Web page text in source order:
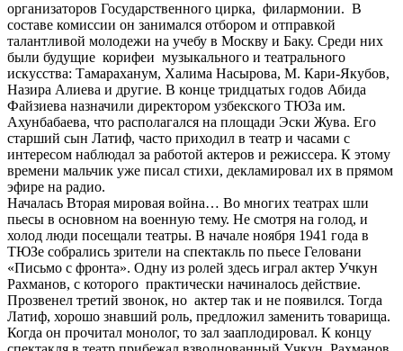
организаторов Государственного цирка, филармонии. В
составе комиссии он занимался отбором и отправкой
талантливой молодежи на учебу в Москву и Баку. Среди них
были будущие корифеи музыкального и театрального
искусства: Тамараханум, Халима Насырова, М. Кари-Якубов,
Назира Алиева и другие. В конце тридцатых годов Абида
Файзиева назначили директором узбекского ТЮЗа им.
Ахунбабаева, что располагался на площади Эски Жува. Его
старший сын Латиф, часто приходил в театр и часами с
интересом наблюдал за работой актеров и режиссера. К этому
времени мальчик уже писал стихи, декламировал их в прямом
эфире на радио.
Началась Вторая мировая война… Во многих театрах шли
пьесы в основном на военную тему. Не смотря на голод, и
холод люди посещали театры. В начале ноября 1941 года в
ТЮЗе собрались зрители на спектакль по пьесе Геловани
«Письмо с фронта». Одну из ролей здесь играл актер Учкун
Рахманов, с которого практически начиналось действие.
Прозвенел третий звонок, но актер так и не появился. Тогда
Латиф, хорошо знавший роль, предложил заменить товарища.
Когда он прочитал монолог, то зал зааплодировал. К концу